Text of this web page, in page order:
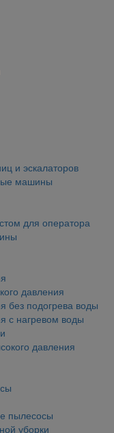
и эскалаторов
машины
для оператора
давления
без подогрева воды
с нагревом воды
давления
пылесосы
уборки